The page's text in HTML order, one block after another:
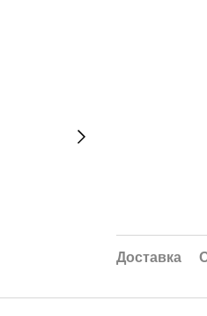
Доставка